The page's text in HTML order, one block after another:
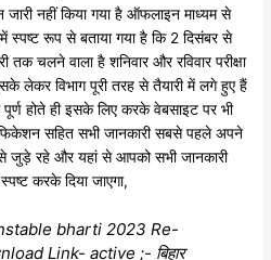
नहीं किया गया है ऑफलाइन माध्यम से
स्पष्ट रूप से बताया गया है कि 2 दिसंबर से
तक चलने वाला है शनिवार और रविवार परीक्षा
लेकर विभाग पूरी तरह से तैयारी में लगे हुए हैं
होते ही इसके लिए करके वेबसाइट पर भी
सहित सभी जानकारी सबसे पहले अपने
जुड़े रहे और यहां से आपको सभी जानकारी
करके दिया जाएगा,
bharti 2023 Re-
Link- active ;- बिहार